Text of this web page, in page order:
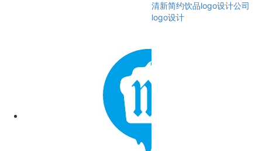
清新简约饮品logo设计公司
logo设计